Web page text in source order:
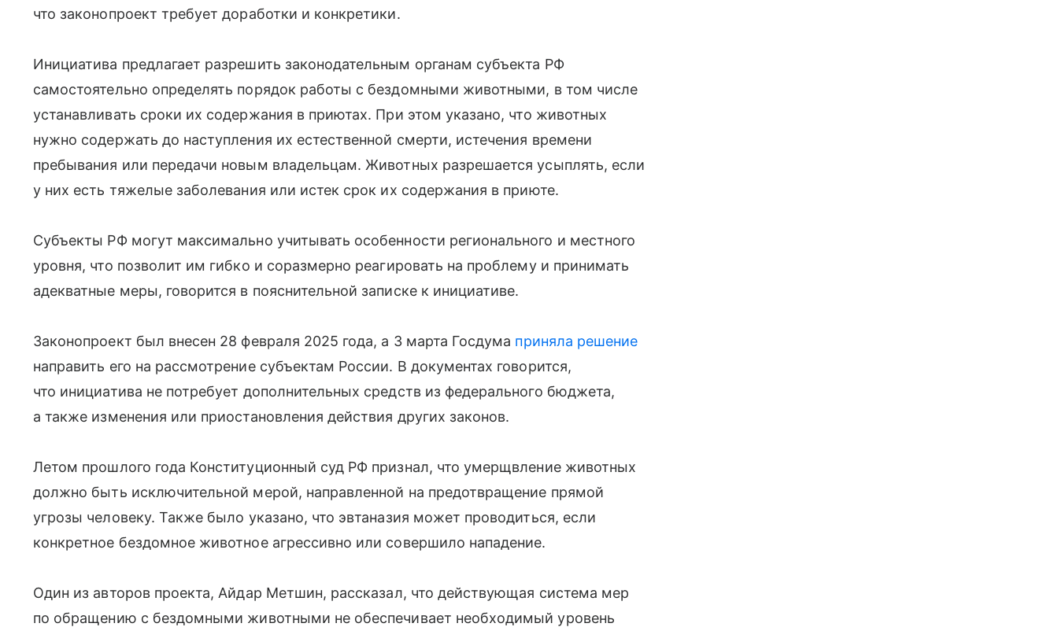
что законопроект требует доработки и конкретики.
Инициатива предлагает разрешить законодательным органам субъекта РФ
самостоятельно определять порядок работы с бездомными животными, в том числе
устанавливать сроки их содержания в приютах. При этом указано, что животных
нужно содержать до наступления их естественной смерти, истечения времени
пребывания или передачи новым владельцам. Животных разрешается усыплять, если
у них есть тяжелые заболевания или истек срок их содержания в приюте.
Субъекты РФ могут максимально учитывать особенности регионального и местного
уровня, что позволит им гибко и соразмерно реагировать на проблему и принимать
адекватные меры, говорится в пояснительной записке к инициативе.
Законопроект был внесен 28 февраля 2025 года, а 3 марта Госдума приняла решение
направить его на рассмотрение субъектам России. В документах говорится,
что инициатива не потребует дополнительных средств из федерального бюджета,
а также изменения или приостановления действия других законов.
Летом прошлого года Конституционный суд РФ признал, что умерщвление животных
должно быть исключительной мерой, направленной на предотвращение прямой
угрозы человеку. Также было указано, что эвтаназия может проводиться, если
конкретное бездомное животное агрессивно или совершило нападение.
Один из авторов проекта, Айдар Метшин, рассказал, что действующая система мер
по обращению с бездомными животными не обеспечивает необходимый уровень